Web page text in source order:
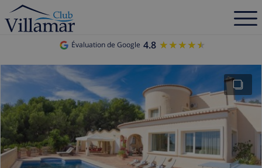
Évaluation de Google 4.8 ★★★★★
★★★★★